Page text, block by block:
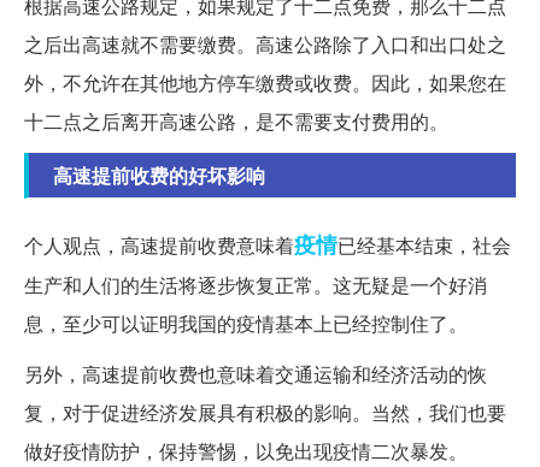
根据高速公路规定，如果规定了十二点免费，那么十二点
之后出高速就不需要缴费。高速公路除了入口和出口处之
外，不允许在其他地方停车缴费或收费。因此，如果您在
十二点之后离开高速公路，是不需要支付费用的。
高速提前收费的好坏影响
个人观点，高速提前收费意味着疫情已经基本结束，社会
生产和人们的生活将逐步恢复正常。这无疑是一个好消
息，至少可以证明我国的疫情基本上已经控制住了。
另外，高速提前收费也意味着交通运输和经济活动的恢
复，对于促进经济发展具有积极的影响。当然，我们也要
做好疫情防护，保持警惕，以免出现疫情二次暴发。